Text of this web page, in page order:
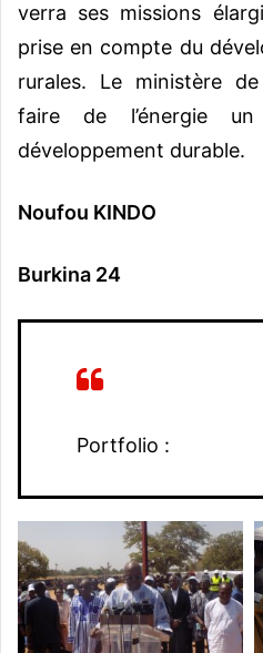
verra ses missions
prise en compte du
rurales. Le ministère de
faire de l’énergie
développement durable.
Noufou KINDO
Burkina 24
Portfolio :